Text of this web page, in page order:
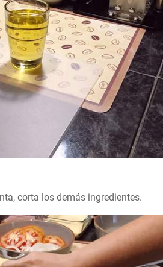
corta los demás ingredientes.